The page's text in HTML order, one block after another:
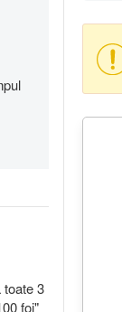
toate 3
foi"